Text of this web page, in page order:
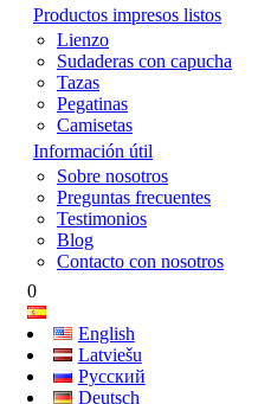
Productos impresos listos
Lienzo
Sudaderas con capucha
Tazas
Pegatinas
Camisetas
Información útil
Sobre nosotros
Preguntas frecuentes
Testimonios
Blog
Contacto con nosotros
0
English
Latviešu
Русский
Deutsch